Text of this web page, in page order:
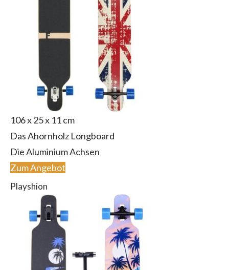
106 x 25 x 11 cm
Das Ahornholz Longboard
Die Aluminium Achsen
Zum Angebot
Playshion